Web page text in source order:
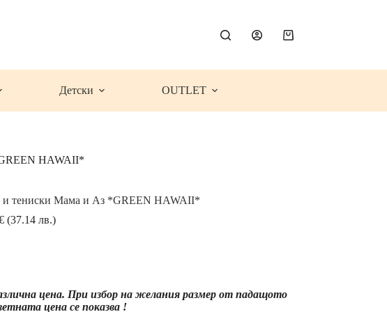
Shopping
Детски OUTLET
HAWAII*
и тениски Мама и Аз *GREEN HAWAII*
(37.14 лв.)Price
18.99€
(37.14
цена. При избор на желания размер от падащото
цена се показва !